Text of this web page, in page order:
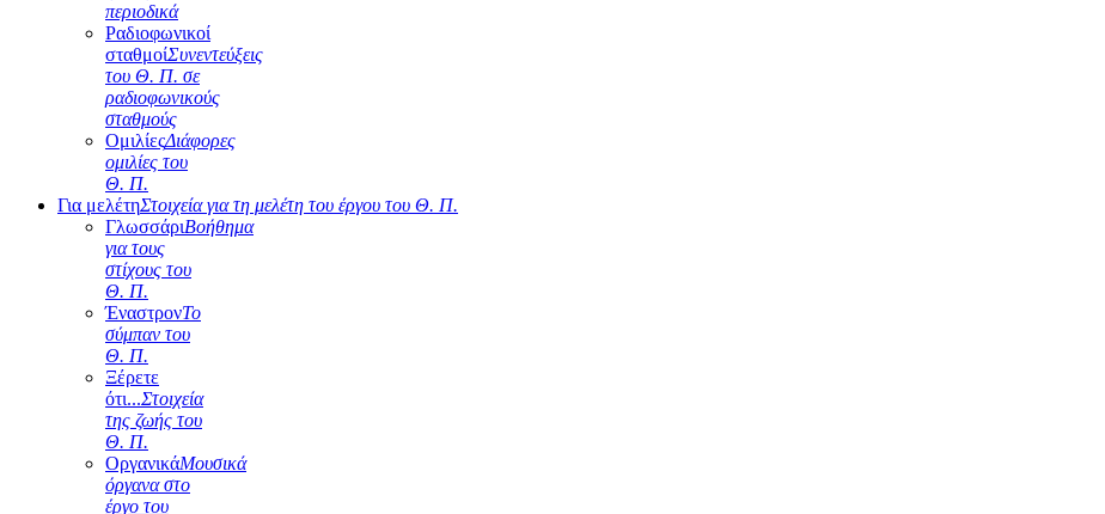
περιοδικά
Ραδιοφωνικοί
σταθμοίΣυνεντεύξεις
του Θ. Π. σε
ραδιοφωνικούς
σταθμούς
ΟμιλίεςΔιάφορες
ομιλίες του
Θ. Π.
Για μελέτηΣτοιχεία για τη μελέτη του έργου του Θ. Π.
ΓλωσσάριΒοήθημα
για τους
στίχους του
Θ. Π.
ΈναστρονΤο
σύμπαν του
Θ. Π.
Ξέρετε
ότι...Στοιχεία
της ζωής του
Θ. Π.
ΟργανικάΜουσικά
όργανα στο
έργο του